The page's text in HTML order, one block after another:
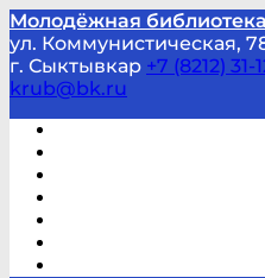
Молодёжная
ул. Коммунистическая,
г. Сыктывкар +7 (8212) 31-
krub@bk.ru